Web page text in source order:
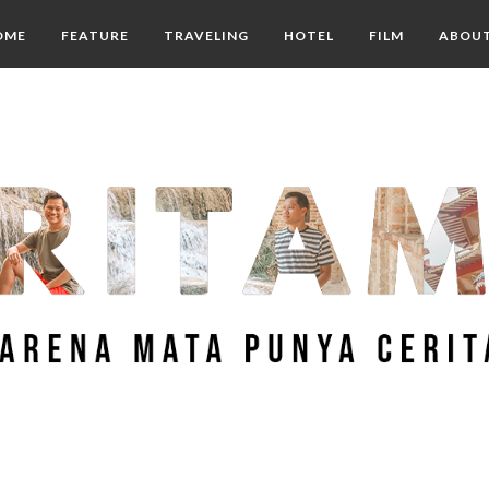
FEATURE TRAVELING HOTEL FILM